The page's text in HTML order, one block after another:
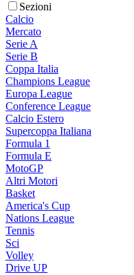
Sezioni
Calcio
Mercato
Serie A
Serie B
Coppa Italia
Champions League
Europa League
Conference League
Calcio Estero
Supercoppa Italiana
Formula 1
Formula E
MotoGP
Altri Motori
Basket
America's Cup
Nations League
Tennis
Sci
Volley
Drive UP